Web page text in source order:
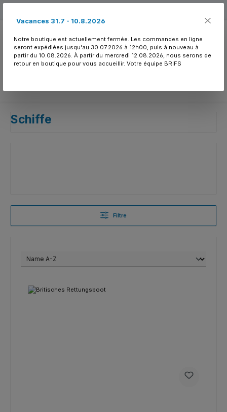
Schiffe
Filtre
Vacances 31.7 - 10.8.2026
Notre boutique est actuellement fermée. Les commandes en ligne
seront expédiées jusqu'au 30.07.2026 à 12h00, puis à nouveau à
partir du 10.08.2026. À partir du mercredi 12.08.2026, nous serons de
retour en boutique pour vous accueillir. Votre équipe BRIFS